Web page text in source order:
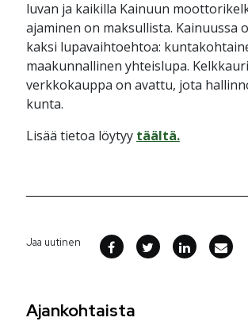
luvan ja kaikilla Kainuun
ajaminen on maksullista. Kainuussa
kaksi lupavaihtoehtoa:
maakunnallinen yhteislupa.
verkkokauppa on avattu, jota
kunta.
Lisää tietoa löytyy täältä.
Jaa uutinen
Ajankohtaista